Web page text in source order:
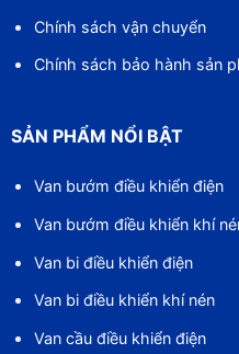
Chính sách vận chuyển
Chính sách bảo hành sản
SẢN PHẨM NỔI BẬT
Van bướm điều khiển điện
Van bướm điều khiển khí
Van bi điều khiển điện
Van bi điều khiển khí nén
Van cầu điều khiển điện